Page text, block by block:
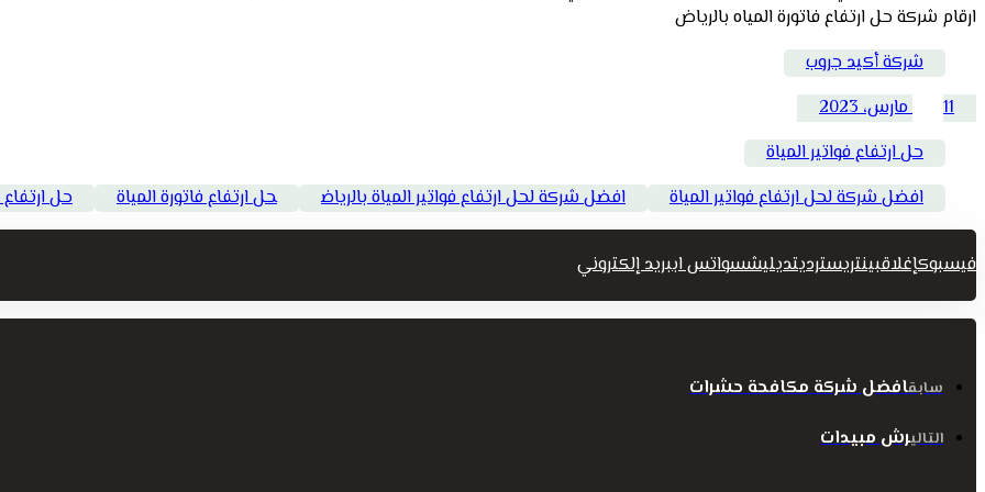
ارقام شركة حل ارتفاع فاتورة المياه بالرياض
شركة أكيد جروب
11 مارس، 2023
حل ارتفاع فواتير المياة
افضل شركة لحل ارتفاع فواتير المياة
افضل شركة لحل ارتفاع فواتير المياة بالرياض حل ارتفاع فاتورة المياة حل ارتفاع
فيسبوكإغلاقبينتريسترديتديليشسواتس اببريد إلكتروني
سابقافضل شركة مكافحة حشرات
التاليرش مبيدات